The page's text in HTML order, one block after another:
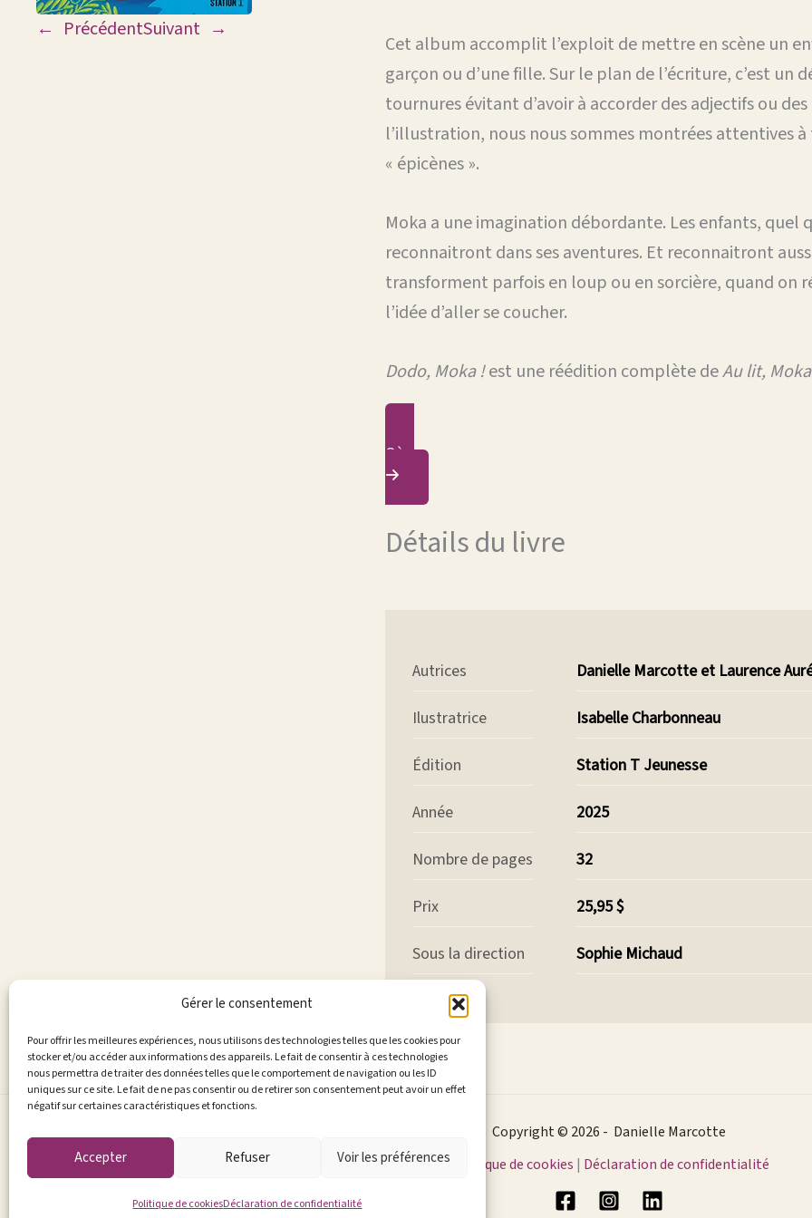
Gérer le consentement
Pour offrir les meilleures expériences, nous utilisons des technologies telles que les cookies pour
stocker et/ou accéder aux informations des appareils. Le fait de consentir à ces technologies
nous permettra de traiter des données telles que le comportement de navigation ou les ID
uniques sur ce site. Le fait de ne pas consentir ou de retirer son consentement peut avoir un effet
négatif sur certaines caractéristiques et fonctions.
Accepter Refuser Voir les préférences
Politique de cookiesDéclaration de confidentialité
← PrécédentSuivant →
Cet album accomplit l’exploit de mettre en scène un
garçon ou d’une fille. Sur le plan de l’écriture, c’est un
tournures évitant d’avoir à accorder des adjectifs ou
l’illustration, nous nous sommes montrées attentives
« épicènes ».
Moka a une imagination débordante. Les enfants, quel
reconnaitront dans ses aventures. Et reconnaitront
transforment parfois en loup ou en sorcière, quand on
l’idée d’aller se coucher.
Dodo, Moka !est une réédition complète deAu lit,
Où se procurer ce livre
Détails du livre
Autrices Danielle Marcotte et Laurence
Ilustratrice Isabelle Charbonneau
Édition Station T Jeunesse
Année 2025
Nombre de pages 32
Prix 25,95 $
Sous la direction Sophie Michaud
Copyright © 2026 - Danielle Marcotte
Politique de cookies | Déclaration de confidentialité